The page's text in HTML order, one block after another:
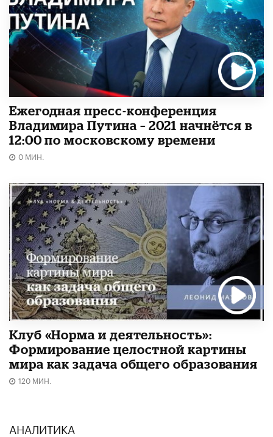
Ежегодная пресс-конференция
Владимира Путина – 2021 начнётся в
12:00 по московскому времени
0 МИН.
Клуб «Норма и деятельность»:
Формирование целостной картины
мира как задача общего образования
120 МИН.
АНАЛИТИКА